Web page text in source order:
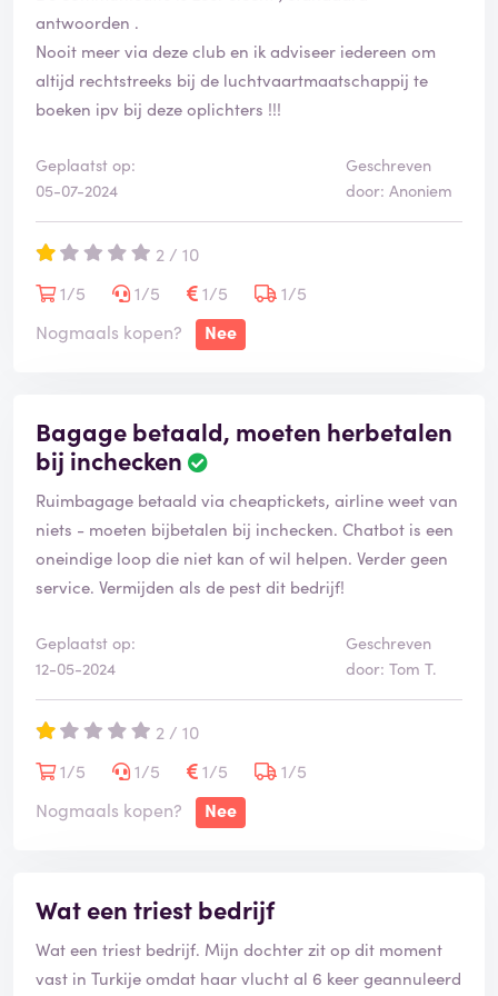
niet teruggestort, de vergoeding ook niet. Het is in
ieder geval een frusterende ervaring zo. Mensen let
dus op en zoek een betrouwbare bedrijf waar je je
vlucht kunt boeken.
antwoorden .
Nooit meer via deze club en ik adviseer iedereen om
altijd rechtstreeks bij de luchtvaartmaatschappij te
boeken ipv bij deze oplichters !!!
Geplaatst op:
05-07-2024
Geschreven
door: Anoniem
2 / 10
1/5
1/5 1/5
1/5
Nogmaals kopen?
Nee
Bagage betaald, moeten herbetalen
bij inchecken
Ruimbagage betaald via cheaptickets, airline weet van
niets - moeten bijbetalen bij inchecken. Chatbot is een
oneindige loop die niet kan of wil helpen. Verder geen
service. Vermijden als de pest dit bedrijf!
Geplaatst op:
12-05-2024
Geschreven
door: Tom T.
2 / 10
1/5
1/5 1/5
1/5
Nogmaals kopen?
Nee
Wat een triest bedrijf
Wat een triest bedrijf. Mijn dochter zit op dit moment
vast in Turkije omdat haar vlucht al 6 keer geannuleerd